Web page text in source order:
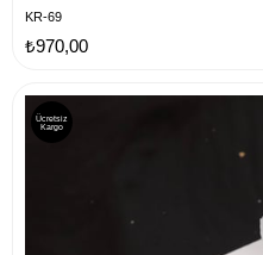
KR-69
₺970,00
Ücretsiz
Kargo